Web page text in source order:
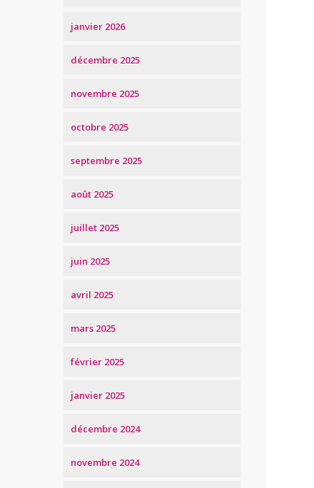
janvier 2026
décembre 2025
novembre 2025
octobre 2025
septembre 2025
août 2025
juillet 2025
juin 2025
avril 2025
mars 2025
février 2025
janvier 2025
décembre 2024
novembre 2024